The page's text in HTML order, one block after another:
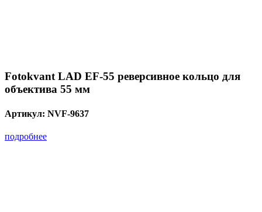
Fotokvant LAD EF-55 реверсивное кольцо для
объектива 55 мм
Артикул: NVF-9637
подробнее